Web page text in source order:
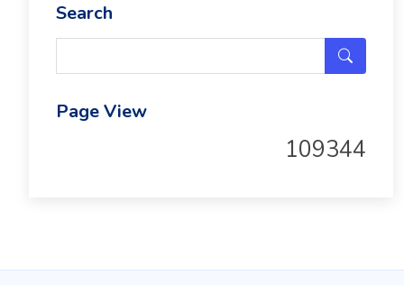
Search
Page View
109344